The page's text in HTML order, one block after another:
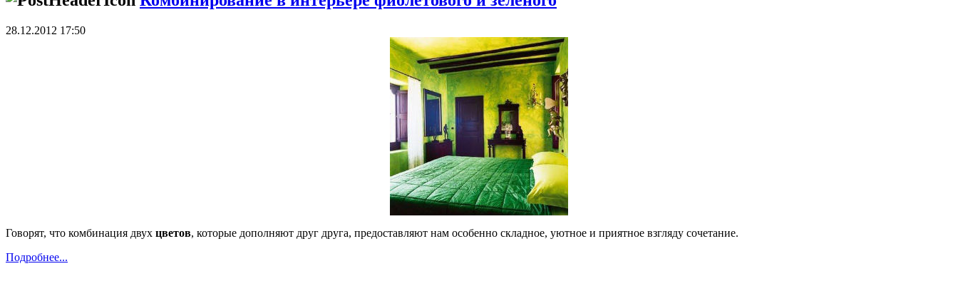
28.12.2012 17:50
Говорят, что комбинация двух цветов, которые дополняют друг друга, предоставляют нам особенно складное, уютное и приятное взгляду сочетание.
Подробнее...